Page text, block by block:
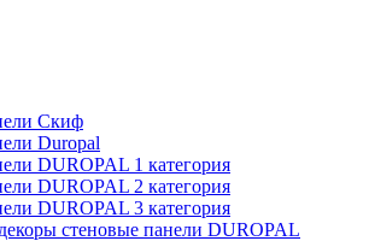
Скиф
Duropal
DUROPAL 1 категория
DUROPAL 2 категория
DUROPAL 3 категория
стеновые панели DUROPAL